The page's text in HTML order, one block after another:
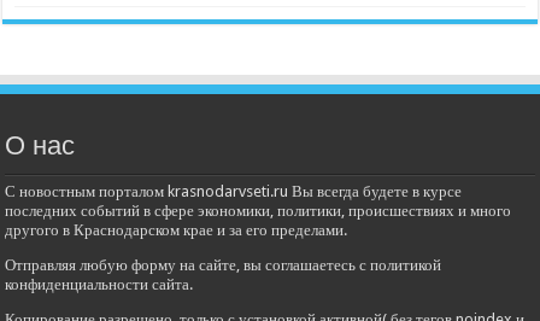
О нас
С новостным порталом krasnodarvseti.ru Вы всегда будете в курсе
последних событий в сфере экономики, политики, происшествиях и много
другого в Краснодарском крае и за его пределами.
Отправляя любую форму на сайте, вы соглашаетесь с политикой
конфиденциальности сайта.